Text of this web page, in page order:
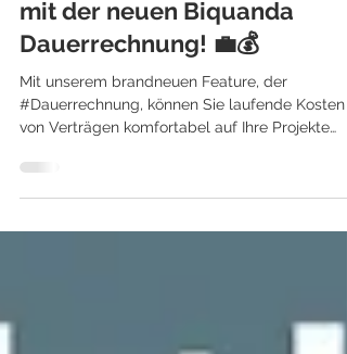
23. Mai 2023
1 Min. Lesezeit
🚀 Laufende Kosten im Griff
mit der neuen Biquanda
Dauerrechnung! 💼💰
Mit unserem brandneuen Feature, der
buchen und so ...